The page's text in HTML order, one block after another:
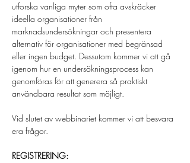
utforska vanliga myter som ofta avskräcker
ideella organisationer från
marknadsundersökningar och presentera
alternativ för organisationer med begränsad
eller ingen budget. Dessutom kommer vi att gå
igenom hur en undersökningsprocess kan
genomföras för att generera så praktiskt
användbara resultat som möjligt.
Vid slutet av webbinariet kommer vi att besvara
era frågor.
REGISTRERING: